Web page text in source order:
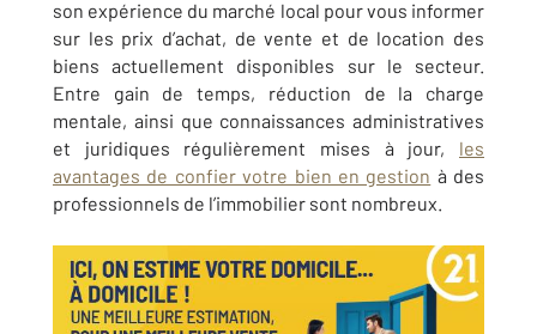
son expérience du marché local pour vous informer
sur les prix d’achat, de vente et de location des
biens actuellement disponibles sur le secteur.
Entre gain de temps, réduction de la charge
mentale, ainsi que connaissances administratives
et juridiques régulièrement mises à jour, les
avantages de confier votre bien en gestion à des
professionnels de l’immobilier sont nombreux.